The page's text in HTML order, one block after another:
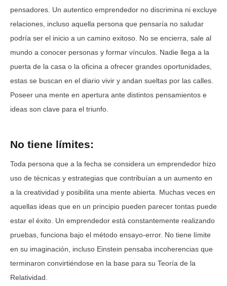
pensadores. Un autentico emprendedor no discrimina ni excluye
relaciones, incluso aquella persona que pensaría no saludar
podría ser el inicio a un camino exitoso. No se encierra, sale al
mundo a conocer personas y formar vínculos. Nadie llega a la
puerta de la casa o la oficina a ofrecer grandes oportunidades,
estas se buscan en el diario vivir y andan sueltas por las calles.
Poseer una mente en apertura ante distintos pensamientos e
ideas son clave para el triunfo.
No tiene límites:
Toda persona que a la fecha se considera un emprendedor hizo
uso de técnicas y estrategias que contribuían a un aumento en
a la creatividad y posibilita una mente abierta. Muchas veces en
aquellas ideas que en un principio pueden parecer tontas puede
estar el éxito. Un emprendedor está constantemente realizando
pruebas, funciona bajo el método ensayo-error. No tiene límite
en su imaginación, incluso Einstein pensaba incoherencias que
terminaron convirtiéndose en la base para su Teoría de la
Relatividad.